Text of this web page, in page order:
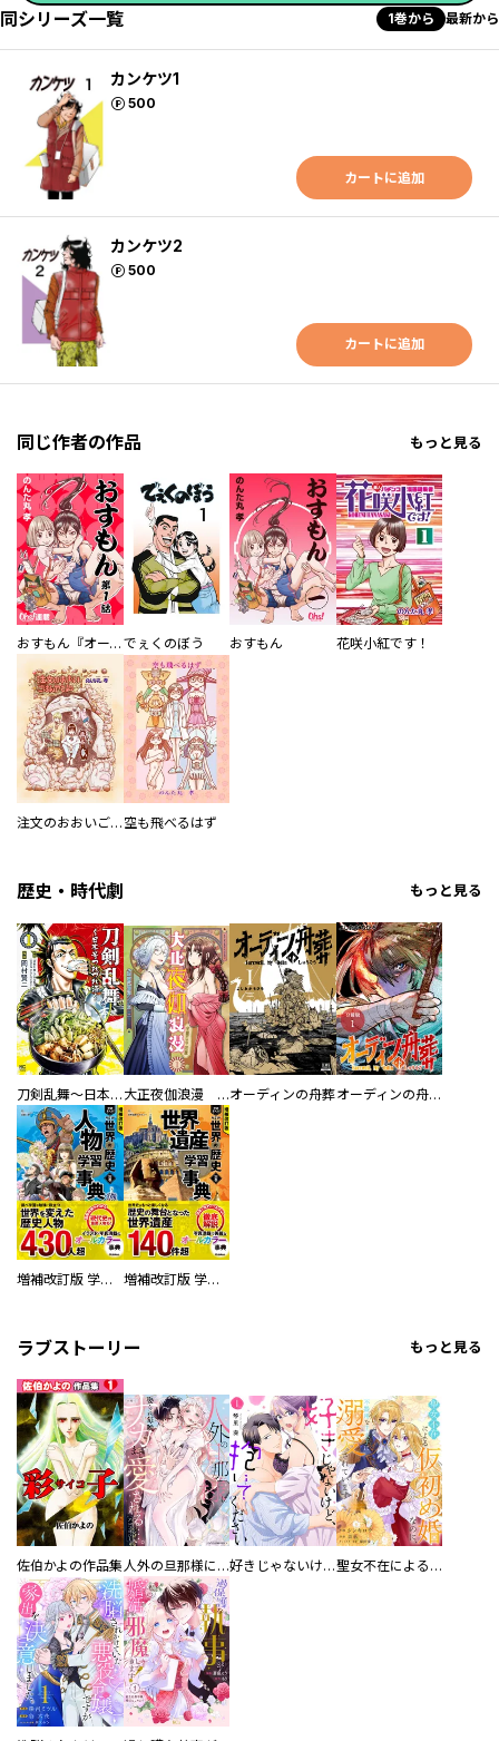
同シリーズ一覧 1巻から 最新から
カンケツ1
500
ポイント
カートに追加
カンケツ2
500
ポイント
カートに追加
同じ作者の作品 もっと見る
おすもん『オーズ連載』 でぇくのぼう おすもん 花咲小紅です！
注文のおおいごはんやさん エピソード0 空も飛べるはず
歴史・時代劇 もっと見る
刀剣乱舞～日本号つれづれ酒～ 大正夜伽浪漫 －金曜日の花嫁—オーディンの舟葬 オーディンの舟葬 分冊版
増補改訂版 学研まんが NEW世界の歴史 別巻 人物学習事典 増補改訂版 学研まんが NEW世界の歴史 別巻 世界遺産学習事典
ラブストーリー もっと見る
佐伯かよの作品集 人外の旦那様に娶られ毎晩ナカまで愛される…。アンソロジー 好きじゃないけど、抱いてください【電子単行本版／特典おまけ付き】 聖女不在による仮初め婚なのに、不器用な王太子に溺愛されています【電子単行本版／特典おまけ付き】